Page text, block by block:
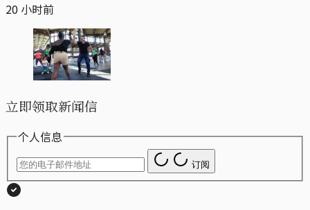
20 小时前
立即领取新闻信
个人信息
订阅